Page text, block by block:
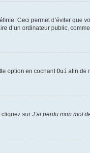
Ceci permet d’éviter que
d’un ordinateur public,
option en cochantOui afin de
cliquez sur J’ai perdu mon mot